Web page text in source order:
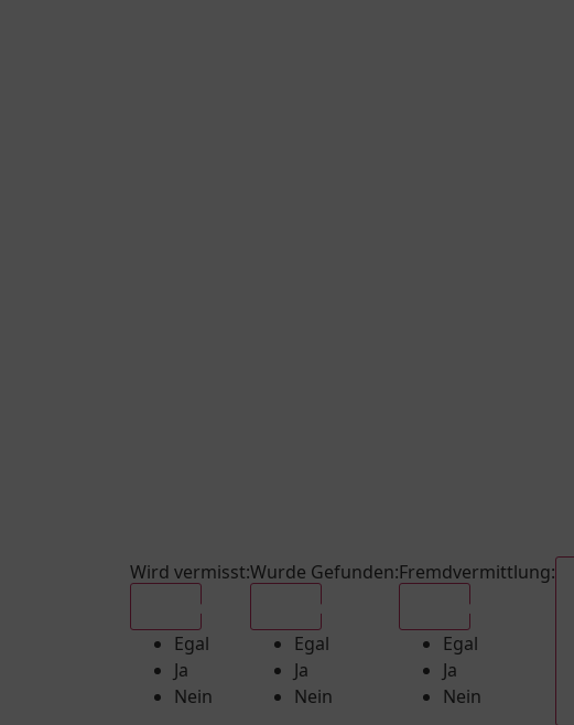
Wird vermisst:
Egal
Ja
Nein
Wurde Gefunden:
Egal
Ja
Nein
Fremdvermittlung:
Egal
Ja
Nein